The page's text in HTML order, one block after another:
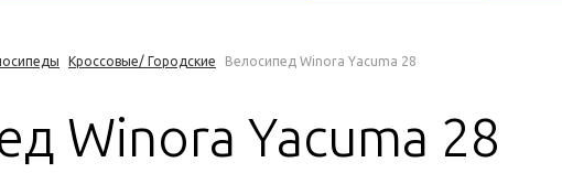
Кроссовые/ Городские Велосипед Winora Yacuma 28
Winora Yacuma 28